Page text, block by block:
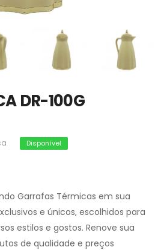
DR-100G
Disponível
Garrafas Térmicas em sua
e únicos, escolhidos para
estilos e gostos. Renove sua
de qualidade e preços